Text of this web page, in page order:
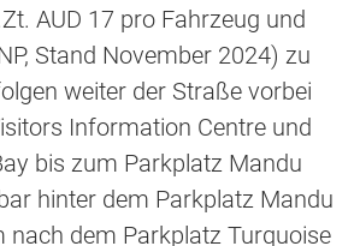
AUD 17 pro Fahrzeug und
Stand November 2024) zu
weiter der Straße vorbei
Information Centre und
bis zum Parkplatz Mandu
hinter dem Parkplatz Mandu
nach dem Parkplatz Turquoise